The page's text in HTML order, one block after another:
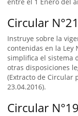
Circular
Instruye sobre la
contenidas en la Ley
simplifica el sistema
otras disposiciones
(Extracto de Circular
23.04.2016).
Circular